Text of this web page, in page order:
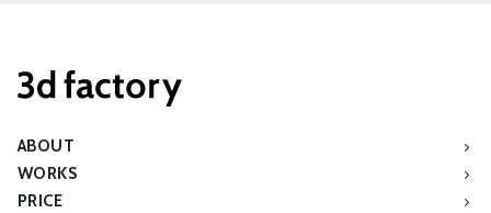
ABOUT
WORKS
PRICE